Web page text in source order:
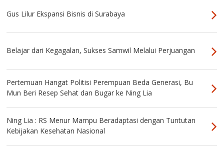
Gus Lilur Ekspansi Bisnis di Surabaya
Belajar dari Kegagalan, Sukses Samwil Melalui Perjuangan
Pertemuan Hangat Politisi Perempuan Beda Generasi, Bu
Mun Beri Resep Sehat dan Bugar ke Ning Lia
Ning Lia : RS Menur Mampu Beradaptasi dengan Tuntutan
Kebijakan Kesehatan Nasional